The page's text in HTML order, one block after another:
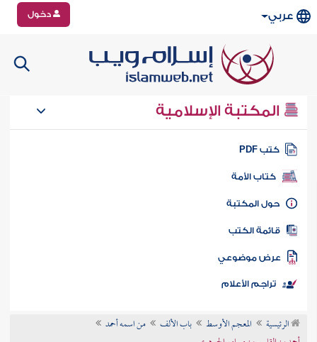
عربي دخول
المكتبة الإسلامية
كتب PDF
كتاب الأمة
المكتبة
الكتب
موضوعي
تراجم الأعلام
الرئيسية المعجم الأوسط باب الألف
من اسمه أحمد